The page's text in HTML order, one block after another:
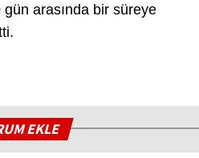
arasında bir süreye
EKLE